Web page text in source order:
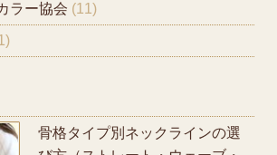
ラー協会 (11)
骨格タイプ別ネックラインの選